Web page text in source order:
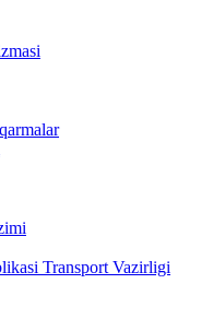
Transport Vazirligi